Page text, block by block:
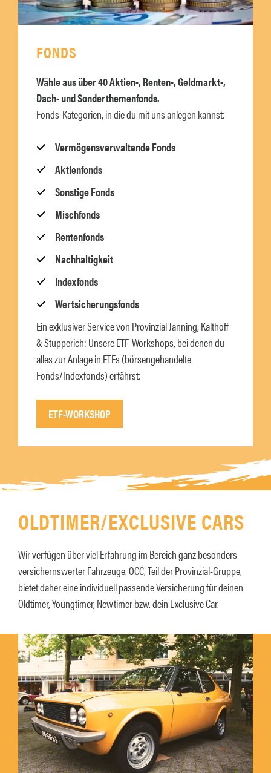
FONDS
Wähle aus über 40 Aktien-, Renten-, Geldmarkt-,
Dach- und Sonderthemenfonds.
Fonds-Kategorien, in die du mit uns anlegen kannst:
Vermögensverwaltende Fonds
Aktienfonds
Sonstige Fonds
Mischfonds
Rentenfonds
Nachhaltigkeit
Indexfonds
Wertsicherungsfonds
Ein exklusiver Service von Provinzial Janning, Kalthoff
& Stupperich: Unsere ETF-Workshops, bei denen du
alles zur Anlage in ETFs (börsengehandelte
Fonds/Indexfonds) erfährst:
ETF-WORKSHOP
OLDTIMER/EXCLUSIVE CARS
Wir verfügen über viel Erfahrung im Bereich ganz besonders
versichernswerter Fahrzeuge. OCC, Teil der Provinzial-Gruppe,
bietet daher eine individuell passende Versicherung für deinen
Oldtimer, Youngtimer, Newtimer bzw. dein Exclusive Car.